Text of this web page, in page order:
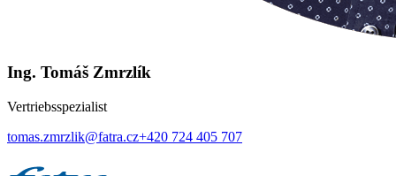
Ing. Tomáš Zmrzlík
Vertriebsspezialist
tomas.zmrzlik@fatra.cz+420 724 405 707